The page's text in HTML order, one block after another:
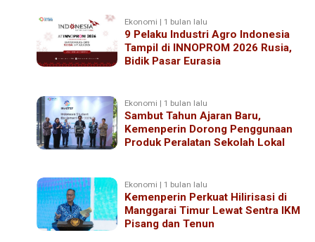
Ekonomi | 1 bulan lalu
9 Pelaku Industri Agro Indonesia
Tampil di INNOPROM 2026 Rusia,
Bidik Pasar Eurasia
Ekonomi | 1 bulan lalu
Sambut Tahun Ajaran Baru,
Kemenperin Dorong Penggunaan
Produk Peralatan Sekolah Lokal
Ekonomi | 1 bulan lalu
Kemenperin Perkuat Hilirisasi di
Manggarai Timur Lewat Sentra IKM
Pisang dan Tenun